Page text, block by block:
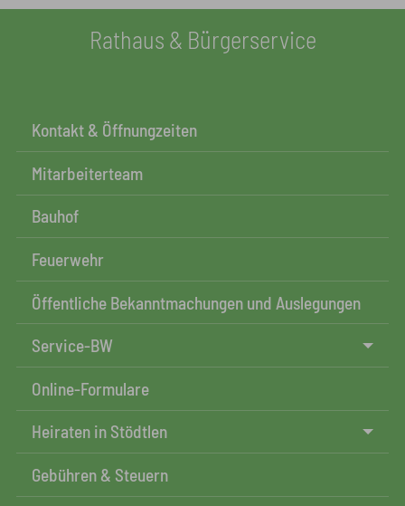
Rathaus & Bürgerservice
Kontakt & Öffnungzeiten
Mitarbeiterteam
Bauhof
Feuerwehr
Öffentliche Bekanntmachungen und Auslegungen
Service-BW
Online-Formulare
Heiraten in Stödtlen
Gebühren & Steuern